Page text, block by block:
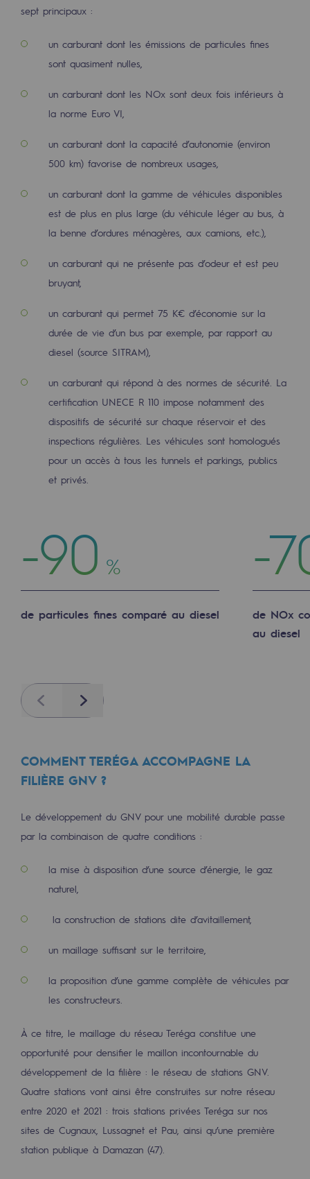
Gestion de l'énergie
Préservation de la biodiversité
Gestion des impacts
Responsabilité sociale et territoriale
Responsabilité sociale et
Energiz Mouv
Energiz Mouv
Le programme social et territorial de
Territorial
Territorial
Engagements auprès des territoires
Social
Social
Notre investissement dans les
Inclusion
Mixité et égalité Femme-Homme
QVCT
PARI 2035, le programme de sécurité
Sécurité et cybersécurité
Santé et sécurité au travail
Gouvernance responsable
Organisation
Éthique et conformité
Achats responsables
Fonds de dotation
Fonds de dotation
Présentation du fonds de dotation
Gouvernance du fonds de dotation et
Soumettre un projet
Nos activités
Transport de gaz
Transport de gaz
Savoir-faire
Projet type
Exploitation du réseau de gaz
sept principaux :
un carburant dont les émissions de particules fines
sont quasiment nulles,
un carburant dont les NOx sont deux fois inférieurs à
la norme Euro VI,
un carburant dont la capacité d’autonomie (environ
500 km) favorise de nombreux usages,
un carburant dont la gamme de véhicules disponibles
est de plus en plus large (du véhicule léger au bus, à
la benne d’ordures ménagères, aux camions, etc.),
un carburant qui ne présente pas d’odeur et est peu
bruyant,
un carburant qui permet 75 K€ d’économie sur la
durée de vie d’un bus par exemple, par rapport au
diesel (source SITRAM),
un carburant qui répond à des normes de sécurité. La
certification UNECE R 110 impose notamment des
dispositifs de sécurité sur chaque réservoir et des
inspections régulières. Les véhicules sont homologués
pour un accès à tous les tunnels et parkings, publics
et privés.
-90 %
de particules fines comparé au diesel
-
de NOx
au diesel
PreviousNext
COMMENT TERÉGA ACCOMPAGNE LA
FILIÈRE GNV ?
Le développement du GNV pour une mobilité durable passe
par la combinaison de quatre conditions :
la mise à disposition d’une source d’énergie, le gaz
naturel,
la construction de stations dite d’avitaillement,
un maillage suffisant sur le territoire,
la proposition d’une gamme complète de véhicules par
les constructeurs.
À ce titre, le maillage du réseau Teréga constitue une
opportunité pour densifier le maillon incontournable du
développement de la filière : le réseau de stations GNV.
Quatre stations vont ainsi être construites sur notre réseau
entre 2020 et 2021 : trois stations privées Teréga sur nos
sites de Cugnaux, Lussagnet et Pau, ainsi qu’une première
station publique à Damazan (47).